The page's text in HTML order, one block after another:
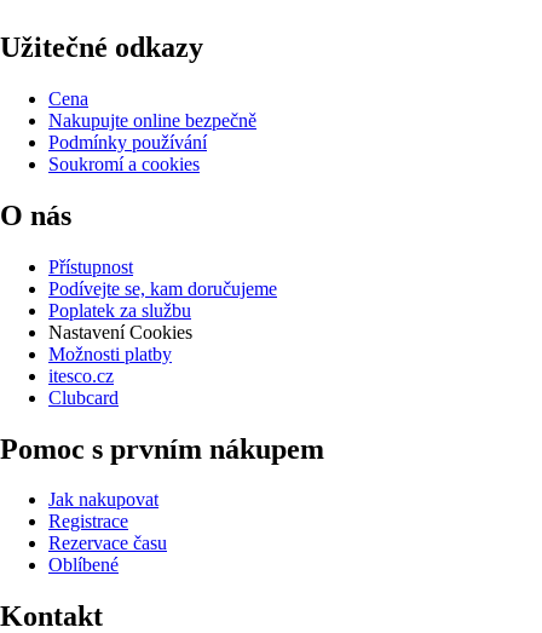
Užitečné odkazy
Cena
Nakupujte online bezpečně
Podmínky používání
Soukromí a cookies
O nás
Přístupnost
Podívejte se, kam doručujeme
Poplatek za službu
Nastavení Cookies
Možnosti platby
itesco.cz
Clubcard
Pomoc s prvním nákupem
Jak nakupovat
Registrace
Rezervace času
Oblíbené
Kontakt